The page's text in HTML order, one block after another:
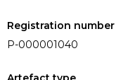
Registration number
P-000001040